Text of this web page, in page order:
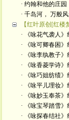
· 约翰和他的庄园
· 千岛河， 万般
【红叶原创[红楼
· 《咏花气袭人
· 《咏可卿春困
· 《咏李纨教子
· 《咏香菱学诗
· 《咏巧姐纺绩
· 《咏平儿理妆
· 《咏妙玉奉茶
· 《咏宝琴踏雪
· 《咏探春结社